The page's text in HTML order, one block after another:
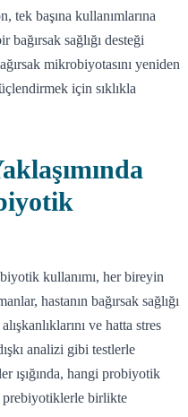
tek başına kullanımlarına
sağlığı desteği
mikrobiyotasını yeniden
için sıklıkla
kullanımı, her bireyin
hastanın bağırsak sağlığı
ve hatta stres
analizi gibi testlerle
ışığında, hangi probiyotik
prebiyotiklerle birlikte